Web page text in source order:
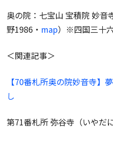
奥の院：七宝山 宝積院 妙音
野1986・ map）※四国三十
＜関連記事＞
【70番札所奥の院妙音寺】
し
第71番札所 弥谷寺（いやだに